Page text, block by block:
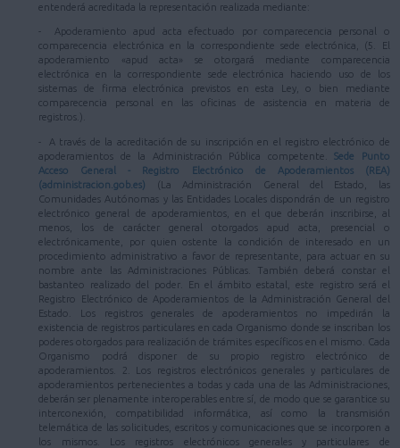
entenderá acreditada la representación realizada mediante:
- Apoderamiento apud acta efectuado por comparecencia personal o
comparecencia electrónica en la correspondiente sede electrónica, (5. El
apoderamiento «apud acta» se otorgará mediante comparecencia
electrónica en la correspondiente sede electrónica haciendo uso de los
sistemas de firma electrónica previstos en esta Ley, o bien mediante
comparecencia personal en las oficinas de asistencia en materia de
registros.).
- A través de la acreditación de su inscripción en el registro electrónico de
apoderamientos de la Administración Pública competente.Sede Punto
Acceso General - Registro Electrónico de Apoderamientos (REA)
(administracion.gob.es)
(La Administración General del Estado, las
Comunidades Autónomas y las Entidades Locales dispondrán de un registro
electrónico general de apoderamientos, en el que deberán inscribirse, al
menos, los de carácter general otorgados apud acta, presencial o
electrónicamente, por quien ostente la condición de interesado en un
procedimiento administrativo a favor de representante, para actuar en su
nombre ante las Administraciones Públicas. También deberá constar el
bastanteo realizado del poder. En el ámbito estatal, este registro será el
Registro Electrónico de Apoderamientos de la Administración General del
Estado. Los registros generales de apoderamientos no impedirán la
existencia de registros particulares en cada Organismo donde se inscriban los
poderes otorgados para realización de trámites específicos en el mismo. Cada
Organismo podrá disponer de su propio registro electrónico de
apoderamientos. 2. Los registros electrónicos generales y particulares de
apoderamientos pertenecientes a todas y cada una de las Administraciones,
deberán ser plenamente interoperables entre sí, de modo que se garantice su
interconexión, compatibilidad informática, así como la transmisión
telemática de las solicitudes, escritos y comunicaciones que se incorporen a
los mismos. Los registros electrónicos generales y particulares de